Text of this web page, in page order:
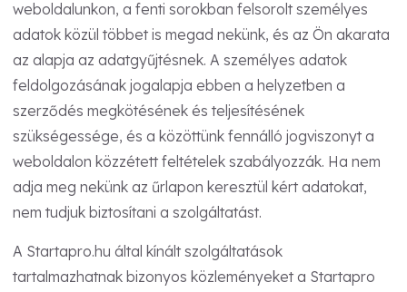
weboldalunkon, a fenti sorokban felsorolt személyes
adatok közül többet is megad nekünk, és az Ön akarata
az alapja az adatgyűjtésnek. A személyes adatok
feldolgozásának jogalapja ebben a helyzetben a
szerződés megkötésének és teljesítésének
szükségessége, és a közöttünk fennálló jogviszonyt a
weboldalon közzétett feltételek szabályozzák. Ha nem
adja meg nekünk az űrlapon keresztül kért adatokat,
nem tudjuk biztosítani a szolgáltatást.
A Startapro.hu által kínált szolgáltatások
tartalmazhatnak bizonyos közleményeket a Startapro